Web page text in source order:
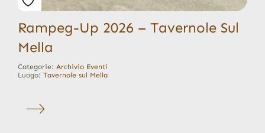
Rampeg-Up 2026 – Tavernole Sul
Mella
Categorie: Archivio Eventi
Luogo: Tavernole sul Mella